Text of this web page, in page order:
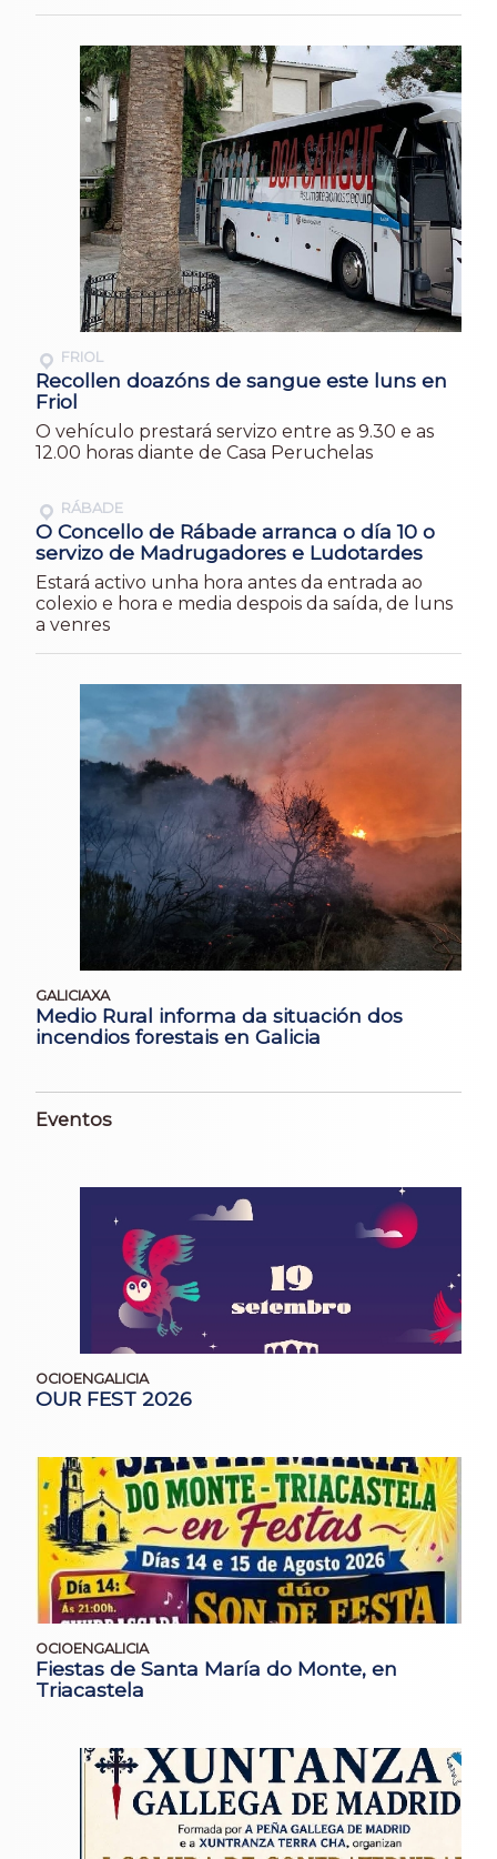
FRIOL
Recollen doazóns de sangue este luns en
Friol
O vehículo prestará servizo entre as 9.30 e as
12.00 horas diante de Casa Peruchelas
RÁBADE
O Concello de Rábade arranca o día 10 o
servizo de Madrugadores e Ludotardes
Estará activo unha hora antes da entrada ao
colexio e hora e media despois da saída, de luns
a venres
GALICIAXA
Medio Rural informa da situación dos
incendios forestais en Galicia
Eventos
OCIOENGALICIA
OUR FEST 2026
OCIOENGALICIA
Fiestas de Santa María do Monte, en
Triacastela